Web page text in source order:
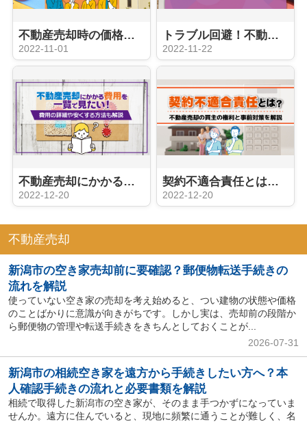
不動産売却時の価格はどう決まる？机上査定と訪問査定の特徴を解説
2022-11-01
トラブル回避！不動産売却に安心を与えるインスペクションとは？
2022-11-22
不動産売却にかかる費用を一覧で見たい！費用の詳細や安くする方法も解説
2022-12-20
契約不適合責任とは？不動産売却の買主の権利と事前対策を解説
2022-12-20
不動産売却
新潟市の空き家売却前に要確認？郵便物転送手続きの
流れを解説
使っていない空き家の売却を考え始めると、つい建物の状態や価格
のことばかりに意識が向きがちです。しかし実は、売却前の段階か
ら郵便物の管理や転送手続きをきちんとしておくことが...
2026-07-31
新潟市の相続空き家を遠方から手続きしたい方へ？本
人確認手続きの流れと必要書類を解説
相続で取得した新潟市の空き家が、そのまま手つかずになっていま
せんか。遠方に住んでいると、現地に頻繁に通うことが難しく、名